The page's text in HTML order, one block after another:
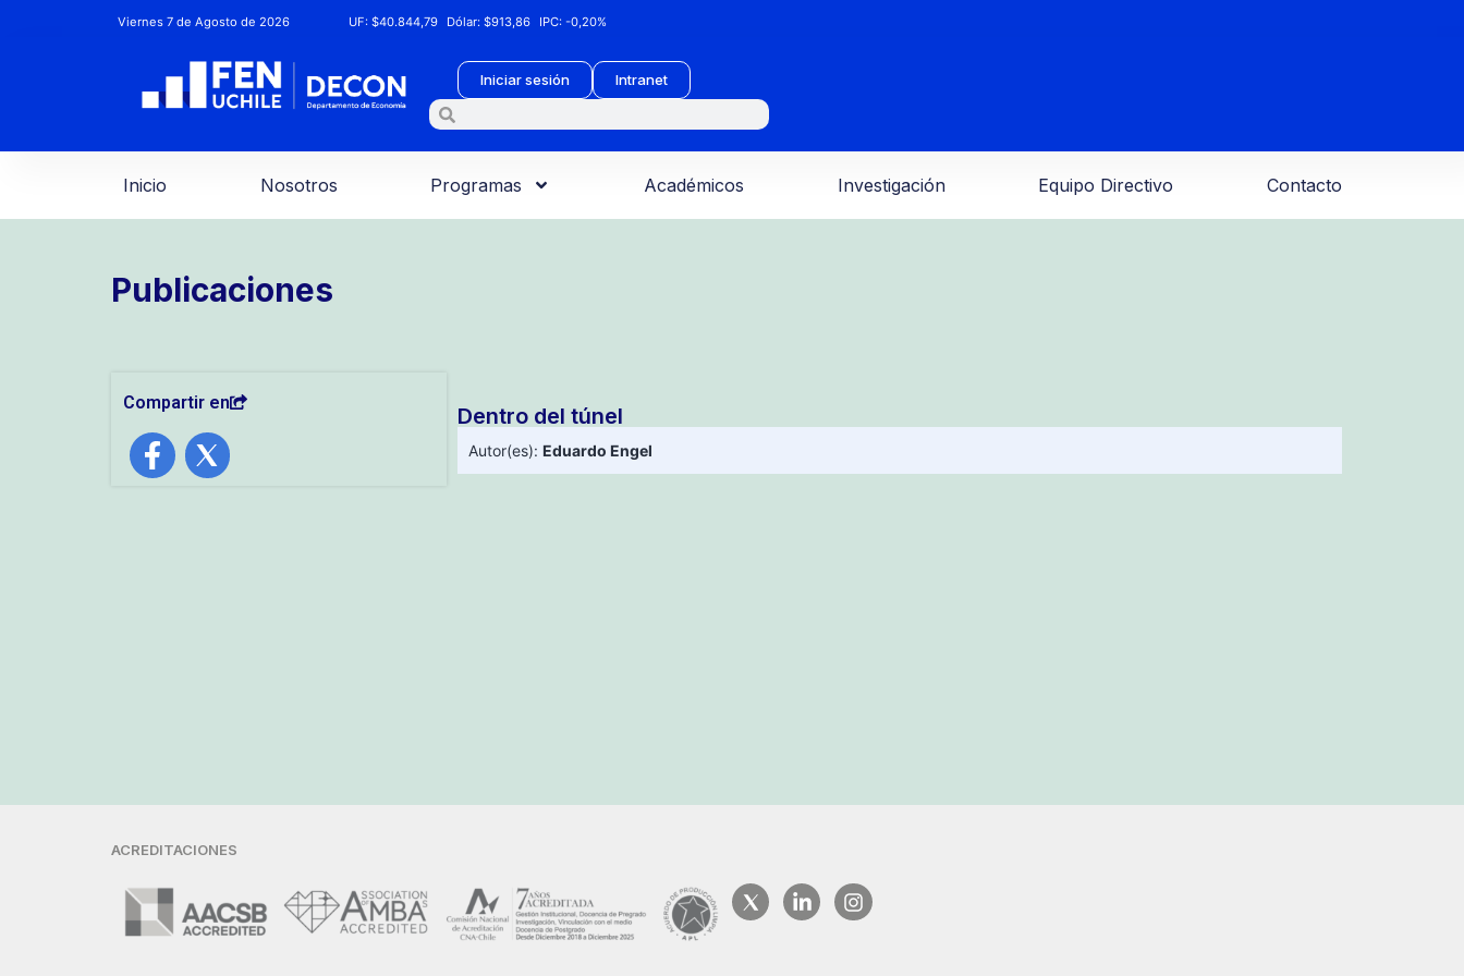
Viernes 7 de Agosto de 2026 UF:$40.844,79 Dólar:$913,86 IPC:-0,20%
Iniciar sesión Intranet
Inicio Nosotros Programas Académicos Investigación Equipo Directivo Contacto
Publicaciones
Compartir en
Dentro del túnel
Autor(es): Eduardo Engel
ACREDITACIONES